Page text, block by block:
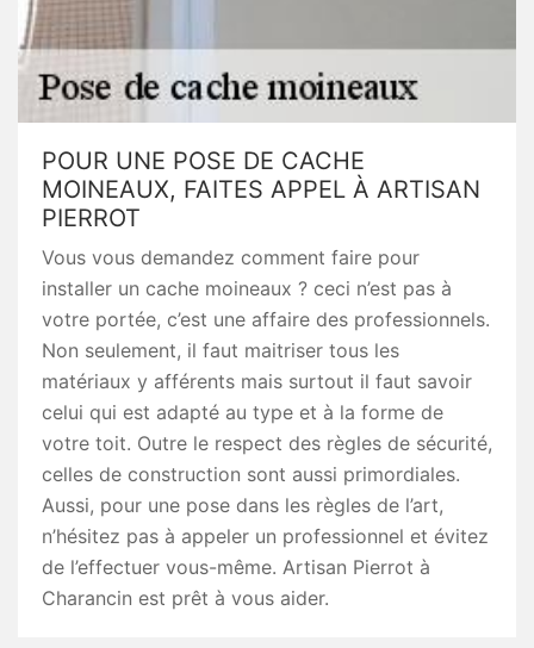
POUR UNE POSE DE CACHE
MOINEAUX, FAITES APPEL À ARTISAN
PIERROT
Vous vous demandez comment faire pour
installer un cache moineaux ? ceci n’est pas à
votre portée, c’est une affaire des professionnels.
Non seulement, il faut maitriser tous les
matériaux y afférents mais surtout il faut savoir
celui qui est adapté au type et à la forme de
votre toit. Outre le respect des règles de sécurité,
celles de construction sont aussi primordiales.
Aussi, pour une pose dans les règles de l’art,
n’hésitez pas à appeler un professionnel et évitez
de l’effectuer vous-même. Artisan Pierrot à
Charancin est prêt à vous aider.